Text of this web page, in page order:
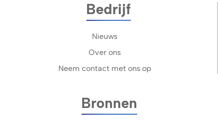
Bedrijf
Nieuws
Over ons
Neem contact met ons op
Bronnen